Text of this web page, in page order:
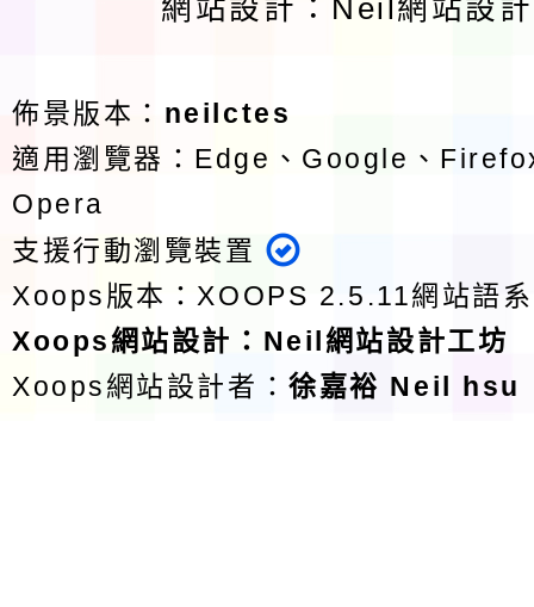
網站設計：Neil網站設
佈景版本： neilctes
適用瀏覽器：Edge、Google、
Opera
支援行動瀏覽裝置
Xoops版本： XOOPS 2.5.11網站語
Xoops網站設計 ： Neil網站設計工坊
Xoops網站設計者：徐嘉裕 Neil hsu